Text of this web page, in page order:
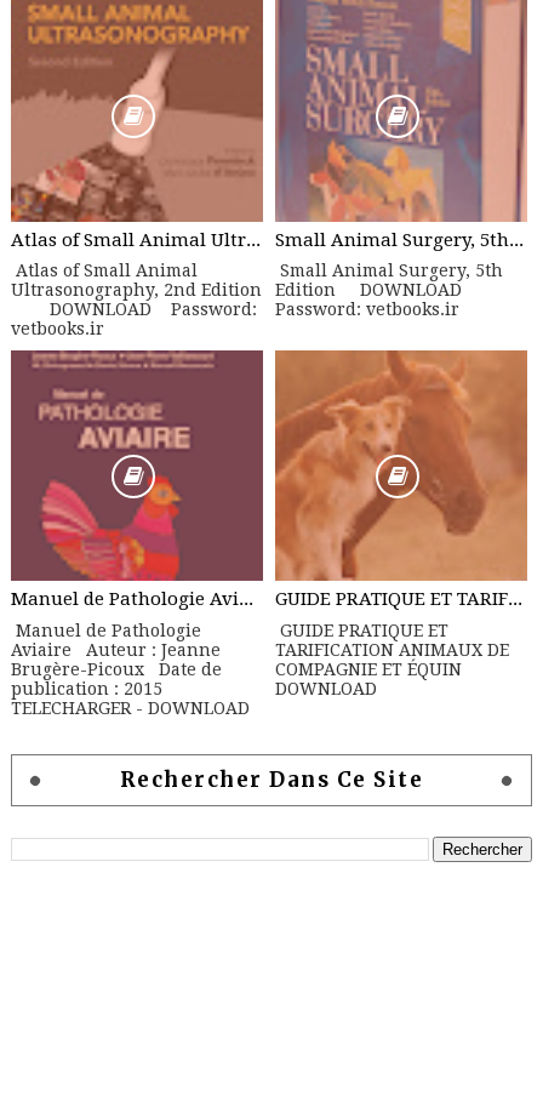
Atlas of Small Animal Ultrasonography, 2nd Edition
Atlas of Small Animal
Ultrasonography, 2nd Edition
DOWNLOAD Password:
vetbooks.ir
Small Animal Surgery, 5th Edition
Small Animal Surgery, 5th
Edition DOWNLOAD
Password: vetbooks.ir
Manuel de Pathologie Aviaire
Manuel de Pathologie
Aviaire Auteur : Jeanne
Brugère-Picoux Date de
publication : 2015
TELECHARGER - DOWNLOAD
GUIDE PRATIQUE ET TARIFICATION ANIMAUX DE COMPAGNIE ET ÉQUIN
GUIDE PRATIQUE ET
TARIFICATION ANIMAUX DE
COMPAGNIE ET ÉQUIN
DOWNLOAD
Rechercher Dans Ce Site